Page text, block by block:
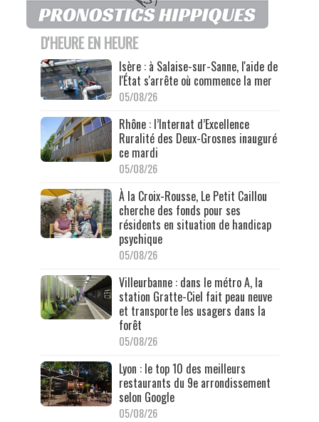
D'HEURE EN HEURE
Isère : à Salaise-sur-Sanne, l'aide de
l'État s'arrête où commence la mer
05/08/26
Rhône : l’Internat d’Excellence
Ruralité des Deux-Grosnes inauguré
ce mardi
05/08/26
À la Croix-Rousse, Le Petit Caillou
cherche des fonds pour ses
résidents en situation de handicap
psychique
05/08/26
Villeurbanne : dans le métro A, la
station Gratte-Ciel fait peau neuve
et transporte les usagers dans la
forêt
05/08/26
Lyon : le top 10 des meilleurs
restaurants du 9e arrondissement
selon Google
05/08/26